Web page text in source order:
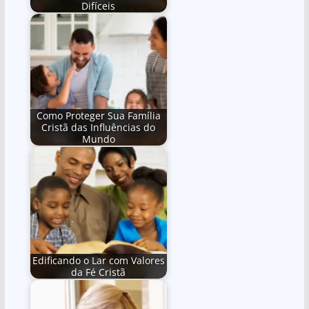
Difíceis
Como Proteger Sua Família
Cristã das Influências do
Mundo
Edificando o Lar com Valores
da Fé Cristã